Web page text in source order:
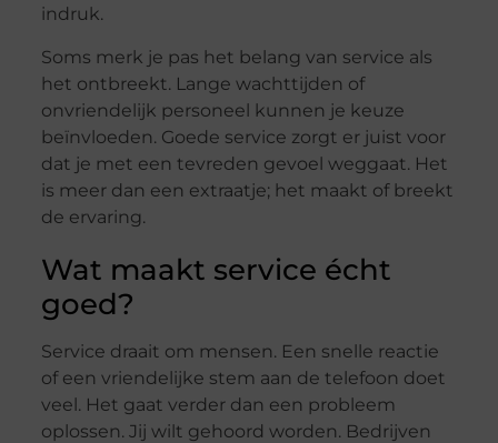
indruk.
Soms merk je pas het belang van service als
het ontbreekt. Lange wachttijden of
onvriendelijk personeel kunnen je keuze
beïnvloeden. Goede service zorgt er juist voor
dat je met een tevreden gevoel weggaat. Het
is meer dan een extraatje; het maakt of breekt
de ervaring.
Wat maakt service écht
goed?
Service draait om mensen. Een snelle reactie
of een vriendelijke stem aan de telefoon doet
veel. Het gaat verder dan een probleem
oplossen. Jij wilt gehoord worden. Bedrijven